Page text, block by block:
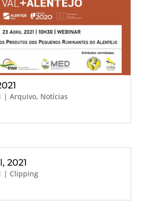
| Arquivo, Notícias
2021
| Clipping